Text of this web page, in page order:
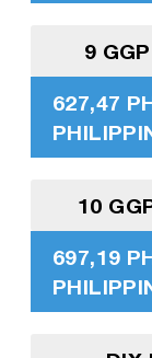
9
627,47
10
697,19